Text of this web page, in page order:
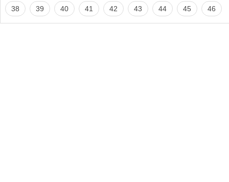
38 39 40 41 42 43 44 45 46